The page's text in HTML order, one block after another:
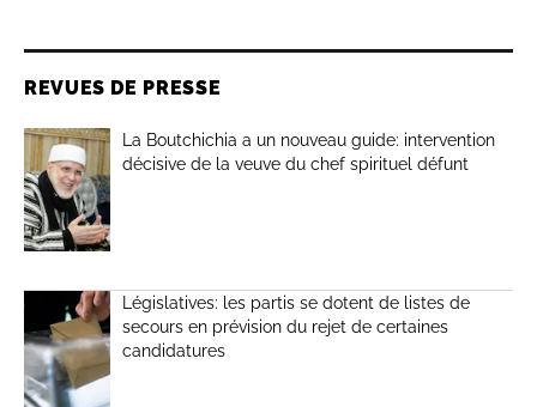
REVUES DE PRESSE
La Boutchichia a un nouveau guide: intervention
décisive de la veuve du chef spirituel défunt
Législatives: les partis se dotent de listes de
secours en prévision du rejet de certaines
candidatures